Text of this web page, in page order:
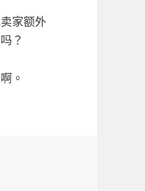
家额外
？
。